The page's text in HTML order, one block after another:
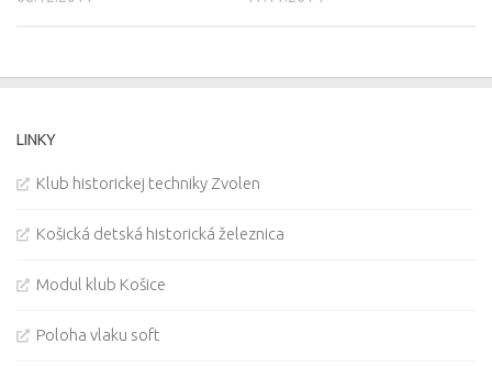
LINKY
Klub historickej techniky Zvolen
Košická detská historická železnica
Modul klub Košice
Poloha vlaku soft